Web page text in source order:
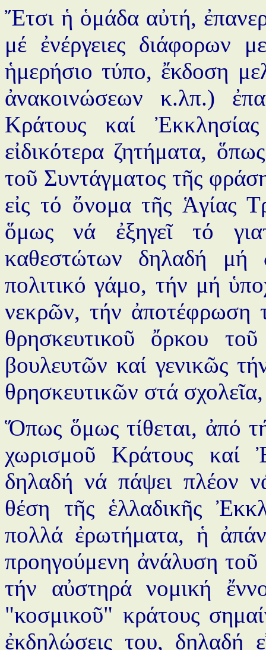
Ἔτσι ἡ ὁμάδα αὐτή,
μέ ἐνέργειες διάφορων
ἡμερήσιο τύπο, ἔκδοση
ἀνακοινώσεων κ.λπ.)
Κράτους καί Ἐκκλησίας
εἰδικότερα ζητήματα,
τοῦ Συντάγματος τῆς
εἰς τό ὄνομα τῆς Ἁγίας
ὅμως νά ἐξηγεῖ τό
καθεστώτων δηλαδή μή
πολιτικό γάμο, τήν μή
νεκρῶν, τήν ἀποτέφρωση
θρησκευτικοῦ ὄρκου
βουλευτῶν καί γενικῶς
θρησκευτικῶν στά
Ὅπως ὅμως τίθεται, ἀπό
χωρισμοῦ Κράτους καί
δηλαδή νά πάψει πλέον
θέση τῆς ἑλλαδικῆς
πολλά ἐρωτήματα, ἡ
προηγούμενη ἀνάλυση
τήν αὐστηρά νομική
"κοσμικοῦ" κράτους
ἐκδηλώσεις του, δηλαδή